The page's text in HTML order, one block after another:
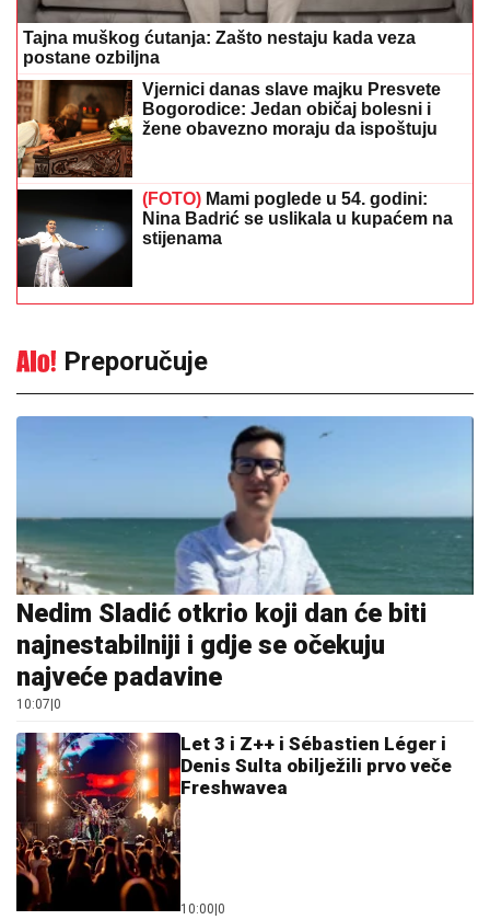
Tajna muškog ćutanja: Zašto nestaju kada veza
postane ozbiljna
Vjernici danas slave majku Presvete
Bogorodice: Jedan običaj bolesni i
žene obavezno moraju da ispoštuju
(FOTO) Mami poglede u 54. godini:
Nina Badrić se uslikala u kupaćem na
stijenama
Preporučuje
Nedim Sladić otkrio koji dan će biti
najnestabilniji i gdje se očekuju
najveće padavine
10:07 0
Let 3 i Z++ i Sébastien Léger i
Denis Sulta obilježili prvo veče
Freshwavea
10:00 0